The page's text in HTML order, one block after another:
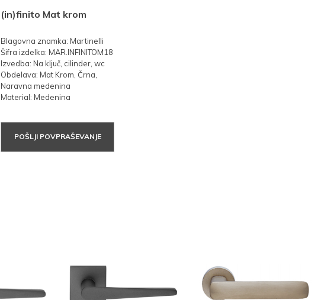
(in)finito Mat krom
Blagovna znamka: Martinelli
Šifra izdelka: MAR.INFINITOM18
Izvedba: Na ključ, cilinder, wc
Obdelava: Mat Krom, Črna,
Naravna medenina
Material: Medenina
POŠLJI POVPRAŠEVANJE